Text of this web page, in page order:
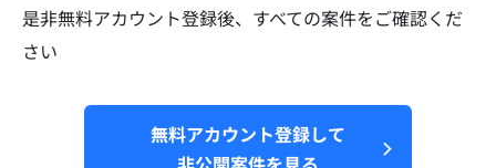
是非無料アカウント登録後、すべての案件をご確認くだ
さい
無料アカウント登録して